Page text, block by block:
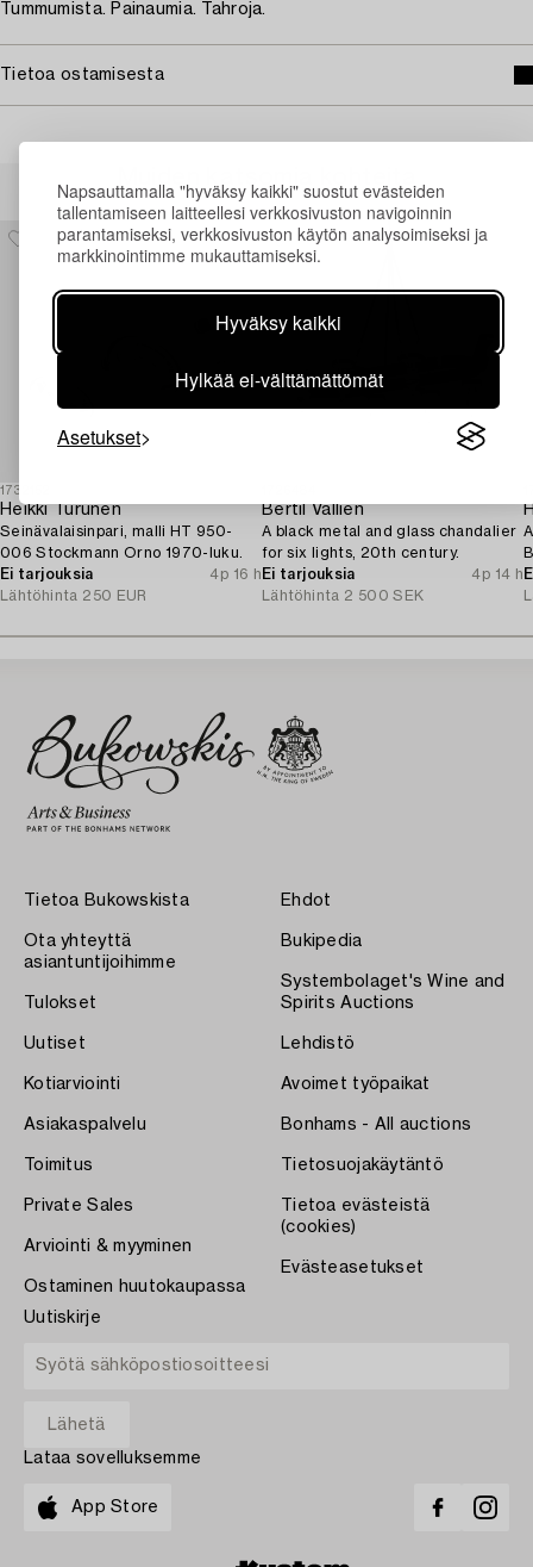
Napsauttamalla "hyväksy kaikki" suostut evästeiden
tallentamiseen laitteellesi verkkosivuston navigoinnin
parantamiseksi, verkkosivuston käytön analysoimiseksi ja
markkinointimme mukauttamiseksi.
Hyväksy kaikki
Hylkää ei-välttämättömät
Asetukset
Tummumista. Painaumia. Tahroja.
Tietoa ostamisesta
1732152
Heikki Turunen
Seinävalaisinpari, malli HT 950-
006 Stockmann Orno 1970-luku.
Ei tarjouksia
4p 16 h
Lähtöhinta 250 EUR
Bertil Vallien
A black metal and glass chandalier
for six lights, 20th century.
Ei tarjouksia
4p 14 h
Lähtöhinta 2 500 SEK
Tietoa Bukowskista
Ota yhteyttä
asiantuntijoihimme
Tulokset
Uutiset
Kotiarviointi
Asiakaspalvelu
Toimitus
Private Sales
Arviointi & myyminen
Ostaminen huutokaupassa
Ehdot
Bukipedia
Systembolaget's Wine and
Spirits Auctions
Lehdistö
Avoimet työpaikat
Bonhams - All auctions
Tietosuojakäytäntö
Tietoa evästeistä
(cookies)
Evästeasetukset
Uutiskirje
Lataa sovelluksemme
App Store